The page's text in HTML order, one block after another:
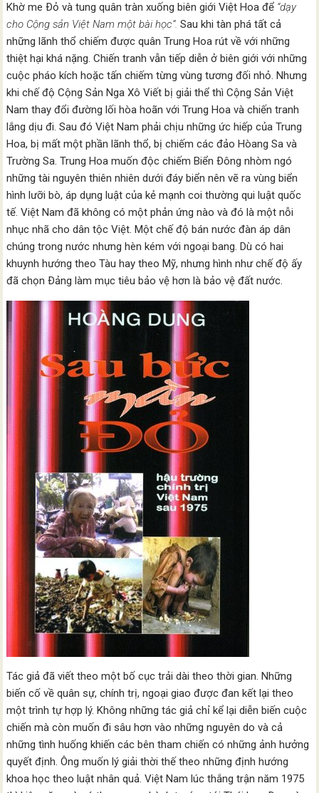
Khờ me Ðỏ và tung quân tràn xuống biên giới Việt Hoa để “dạy
cho Cộng sản Việt Nam một bài học”.Sau khi tàn phá tất cả
những lãnh thổ chiếm được quân Trung Hoa rút về với những
thiệt hại khá nặng. Chiến tranh vẫn tiếp diễn ở biên giới với những
cuộc pháo kích hoặc tấn chiếm từng vùng tương đối nhỏ. Nhưng
khi chế độ Cộng Sản Nga Xô Viết bị giải thể thì Cộng Sản Việt
Nam thay đổi đường lối hòa hoãn với Trung Hoa và chiến tranh
lắng dịu đi. Sau đó Việt Nam phải chịu những ức hiếp của Trung
Hoa, bị mất một phần lãnh thổ, bị chiếm các đảo Hòang Sa và
Trường Sa. Trung Hoa muốn độc chiếm Biển Ðông nhòm ngó
những tài nguyên thiên nhiên dưới đáy biển nên vẽ ra vùng biển
hình lưỡi bò, áp dụng luật của kẻ mạnh coi thường qui luật quốc
tế. Việt Nam đã không có một phản ứng nào và đó là một nỗi
nhục nhã cho dân tộc Việt. Một chế độ bán nước đàn áp dân
chúng trong nước nhưng hèn kém với ngoại bang. Dù có hai
khuynh hướng theo Tàu hay theo Mỹ, nhưng hình như chế độ ấy
đã chọn Ðảng làm mục tiêu bảo vệ hơn là bảo vệ đất nước.
Tác giả đã viết theo một bố cục trải dài theo thời gian. Những
biến cố về quân sự, chính trị, ngoại giao được đan kết lại theo
một trình tự hợp lý. Không những tác giả chỉ kể lại diễn biến cuộc
chiến mà còn muốn đi sâu hơn vào những nguyên do và cả
những tình huống khiến các bên tham chiến có những ảnh hưởng
quyết định. Ông muốn lý giải thời thế theo những định hướng
khoa học theo luật nhân quả. Việt Nam lúc thắng trận năm 1975